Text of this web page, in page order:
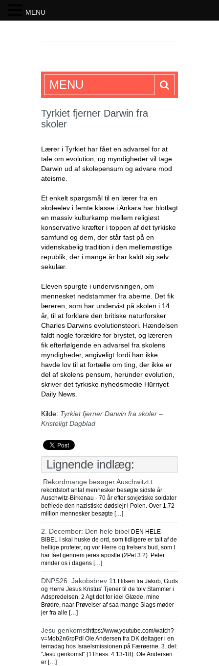
SKRIFTEN
MENU
Tyrkiet fjerner Darwin fra
skoler
Lærer i Tyrkiet har fået en advarsel for at
tale om evolution, og myndigheder vil tage
Darwin ud af skolepensum og advare mod
ateisme.
Et enkelt spørgsmål til en lærer fra en
skoleelev i femte klasse i Ankara har blotlagt
en massiv kulturkamp mellem religiøst
konservative kræfter i toppen af det tyrkiske
samfund og dem, der står fast på en
videnskabelig tradition i den mellemøstlige
republik, der i mange år har kaldt sig selv
sekulær.
Eleven spurgte i undervisningen, om
mennesket nedstammer fra aberne. Det fik
læreren, som har undervist på skolen i 14
år, til at forklare den britiske naturforsker
Charles Darwins evolutionsteori. Hændelsen
faldt nogle forældre for brystet, og læreren
fik efterfølgende en advarsel fra skolens
myndigheder, angiveligt fordi han ikke
havde lov til at fortælle om ting, der ikke er
del af skolens pensum, herunder evolution,
skriver det tyrkiske nyhedsmedie Hürriyet
Daily News.
Kilde: Tyrkiet fjerner Darwin fra skoler –
Kristeligt Dagblad
Lignende indlæg:
Rekordmange besøger AuschwitzEt
rekordstort antal mennesker besøgte sidste år
Auschwitz-Birkenau - 70 år efter sovjetiske soldater
befriede den nazistiske dødslejr i Polen. Over 1,72
million mennesker besøgte […]
2. December: Den hele bibel DEN HELE
BIBEL I skal huske de ord, som tidligere er talt af de
hellige profeter, og vor Herre og frelsers bud, som I
har fået gennem jeres apostle (2Pet 3:2). Peter
minder os i dagens […]
DNPS26: Jakobsbrev 1 1 Hilsen fra Jakob, Guds
og Herre Jesus Kristus' Tjener til de tolv Stammer i
Adspredelsen. 2 Agt det for idel Glæde, mine
Brødre, naar Prøvelser af saa mange Slags møder
jer fra alle […]
Jesu genkomsthttps://www.youtube.com/watch?
v=Mob2n6rpPdI Ole Andersen fra DK deltager i en
temadag hos Israelsmissionen på Færøerne. 3. del:
"Jesu genkomst" (1Thess. 4:13-18). Ole Andersen
er […]
MENU